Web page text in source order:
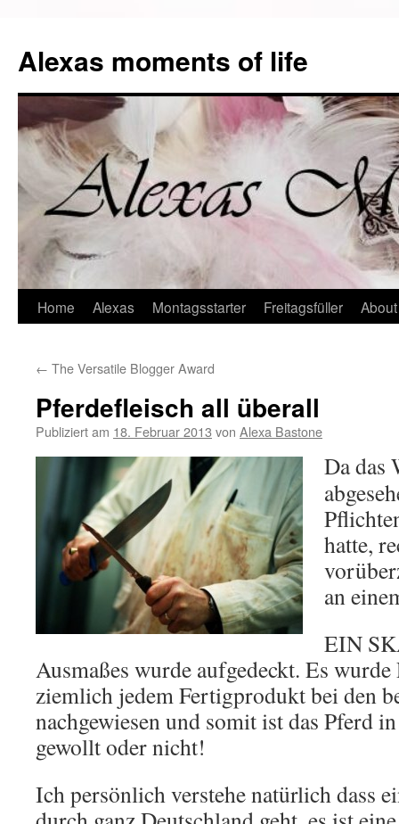
Alexas moments of life
Zum
springen
Home Alexas Montagsstarter Freitagsfüller
← The Versatile Blogger Award
Pferdefleisch all überall
Publiziert am 18. Februar 2013 von Alexa Bastone
Da das
hatte,
an
EIN
Ausmaßes wurde aufgedeckt. Es
ziemlich jedem Fertigprodukt bei den
nachgewiesen und somit ist das Pferd
gewollt oder nicht!
Ich persönlich verstehe natürlich dass